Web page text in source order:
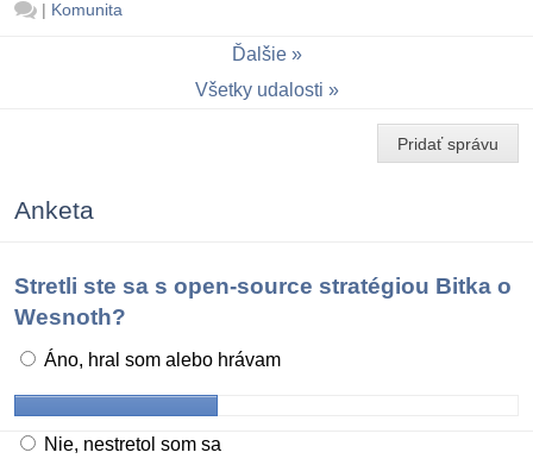
| Komunita
Ďalšie
Všetky udalosti
Pridať správu
Anketa
Stretli ste sa s open-source stratégiou Bitka o
Wesnoth?
Áno, hral som alebo hrávam
Nie, nestretol som sa